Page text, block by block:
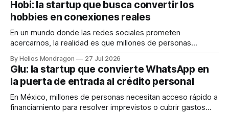
en tiempo real para ayudar a las personas a tomar mejores
decisiones sobre su salud metabólica. Su propuesta busca
responder
Hobi: la startup que busca convertir los
hobbies en conexiones reales
En un mundo donde las redes sociales prometen
acercarnos, la realidad es que millones de personas
el punto de partida para Hobi, una startup mexicana
fundada por Inti Padilla que utiliza la tecnología para facilitar
encuentros presenciales entre personas con intereses en
By Helios Mondragon 27 Jul 2026
Glu: la startup que convierte WhatsApp en
la puerta de entrada al crédito personal
En México, millones de personas necesitan acceso rápido a
financiamiento para resolver imprevistos o cubrir gastos